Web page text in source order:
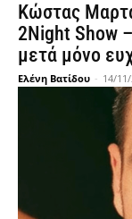
Κώστας
2Night Show
μετά μόνο
Ελένη Βατίδου - 14/